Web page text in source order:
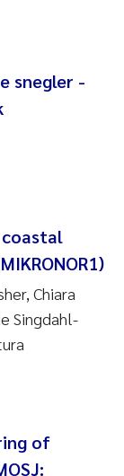
snegler -
Chiara
Singdahl-
of